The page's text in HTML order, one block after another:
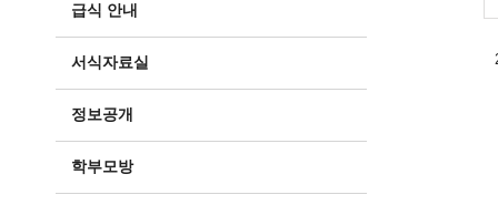
급식 안내
서식자료실
정보공개
학부모방